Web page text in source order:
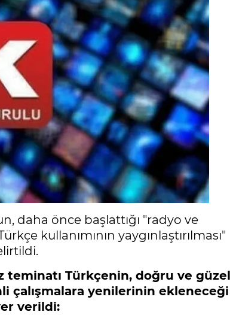
daha önce başlattığı "radyo ve
kullanımının yaygınlaştırılması"
Türkçenin, doğru ve güzel
çalışmalara yenilerinin ekleneceği
verildi: